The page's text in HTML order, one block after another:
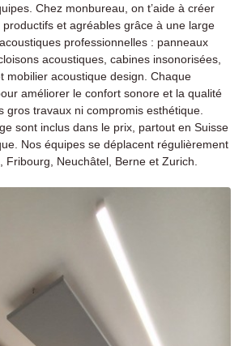
Chez monbureau, on t’aide à créer
et agréables grâce à une large
professionnelles : panneaux
acoustiques, cabines insonorisées,
mobilier acoustique design. Chaque
améliorer le confort sonore et la qualité
gros travaux ni compromis esthétique.
sont inclus dans le prix, partout en Suisse
Nos équipes se déplacent régulièrement
Fribourg, Neuchâtel, Berne et Zurich.